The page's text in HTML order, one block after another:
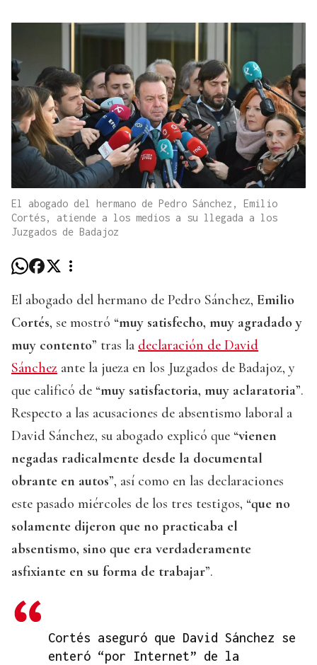
El abogado del hermano de Pedro Sánchez, Emilio
Cortés, atiende a los medios a su llegada a los
Juzgados de Badajoz
El abogado del hermano de Pedro Sánchez, Emilio
Cortés, se mostró “muy satisfecho, muy agradado y
muy contento” tras la declaración de David
Sánchez ante la jueza en los Juzgados de Badajoz, y
que calificó de “muy satisfactoria, muy aclaratoria”.
Respecto a las acusaciones de absentismo laboral a
David Sánchez, su abogado explicó que “vienen
negadas radicalmente desde la documental
obrante en autos”, así como en las declaraciones
este pasado miércoles de los tres testigos, “que no
solamente dijeron que no practicaba el
absentismo, sino que era verdaderamente
asfixiante en su forma de trabajar”.
Cortés aseguró que David Sánchez se
enteró “por Internet” de la